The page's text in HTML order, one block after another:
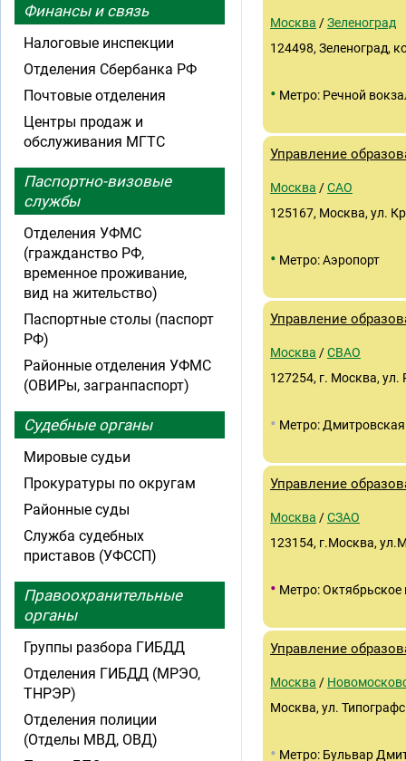
Москва /Зеленоград
124498, Зеленоград,
• Метро: Речной
Управление
Москва /САО
125167, Москва, ул.
• Метро: Аэропорт
Управление
Москва /СВАО
127254, г. Москва, ул.
• Метро: Дмитровская
Управление
Москва /СЗАО
123154, г.Москва,
• Метро: Октябрьское
Управление
Москва /
Москва, ул.
• Метро: Бульвар
Финансы и связь
Налоговые инспекции
Отделения Сбербанка РФ
Почтовые отделения
Центры продаж и
обслуживания МГТС
Паспортно-визовые
службы
Отделения УФМС
(гражданство РФ,
временное проживание,
вид на жительство)
Паспортные столы (паспорт
РФ)
Районные отделения УФМС
(ОВИРы, загранпаспорт)
Судебные органы
Мировые судьи
Прокуратуры по округам
Районные суды
Служба судебных
приставов (УФССП)
Правоохранительные
органы
Группы разбора ГИБДД
Отделения ГИБДД (МРЭО,
ТНРЭР)
Отделения полиции
(Отделы МВД, ОВД)